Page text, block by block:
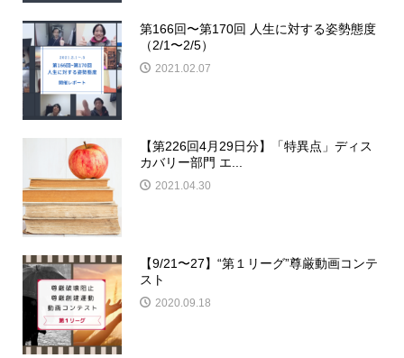
第166回〜第170回 人生に対する姿勢態度
（2/1〜2/5）
2021.02.07
【第226回4月29日分】「特異点」ディス
カバリー部門 エ...
2021.04.30
【9/21〜27】“第１リーグ”尊厳動画コンテ
スト
2020.09.18